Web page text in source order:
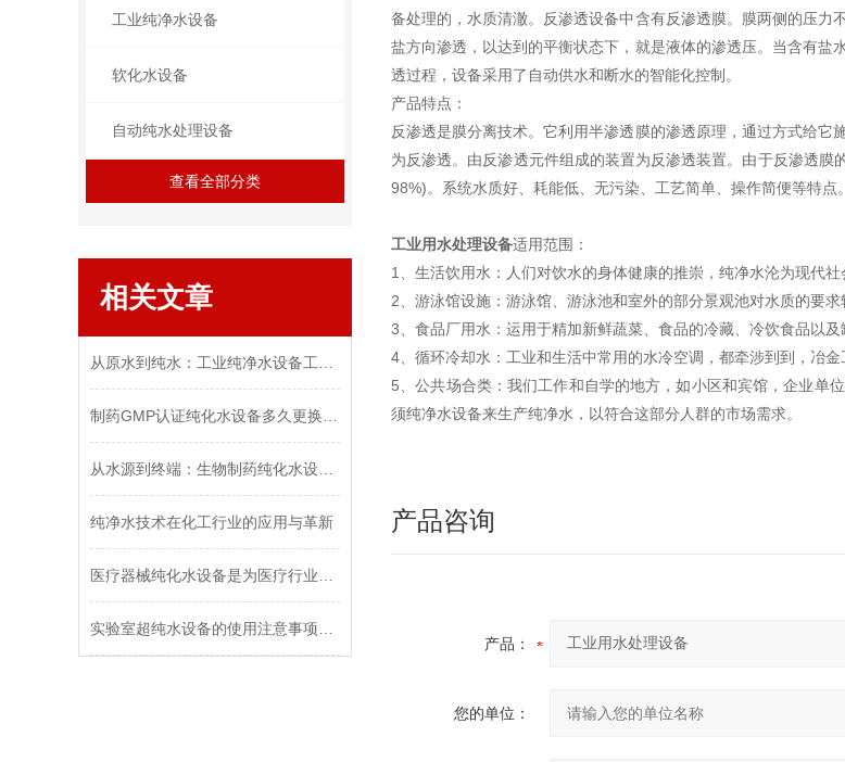
工业纯净水设备
软化水设备
自动纯水处理设备
查看全部分类
相关文章
纯净水技术在化工行业的应用与革新
备处理的，水质清澈。反渗透设备中含有反渗透膜。膜两侧的压
盐方向渗透，以达到的平衡状态下，就是液体的渗透压。当含有
透过程，设备采用了自动供水和断水的智能化控制。
产品特点：
反渗透是膜分离技术。它利用半渗透膜的渗透原理，通过方式给
为反渗透。由反渗透元件组成的装置为反渗透装置。由于反渗透
98%)。系统水质好、耗能低、无污染、工艺简单、操作简便等特点。
工业用水处理设备适用范围：
1、生活饮用水：人们对饮水的身体健康的推崇，纯净水沦为现代社
2、游泳馆设施：游泳馆、游泳池和室外的部分景观池对水质的要
3、食品厂用水：运用于精加新鲜蔬菜、食品的冷藏、冷饮食品以
4、循环冷却水：工业和生活中常用的水冷空调，都牵涉到到，冶
5、公共场合类：我们工作和自学的地方，如小区和宾馆，企业单
须纯净水设备来生产纯净水，以符合这部分人群的市场需求。
产品咨询
产品：
您的单位：